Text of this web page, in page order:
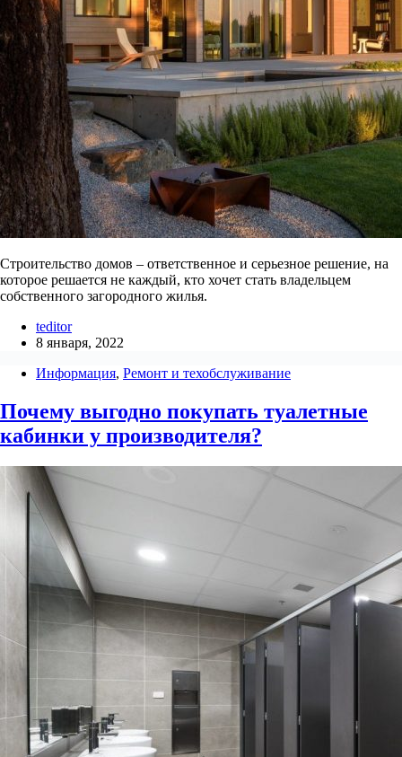
Строительство домов – ответственное и серьезное решение, на
которое решается не каждый, кто хочет стать владельцем
собственного загородного жилья.
teditor
8 января, 2022
Информация, Ремонт и техобслуживание
Почему выгодно покупать туалетные
кабинки у производителя?